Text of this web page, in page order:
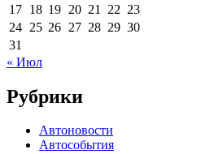
17 18 19 20 21 22 23
24 25 26 27 28 29 30
31
« Июл
Рубрики
Автоновости
Автособытия